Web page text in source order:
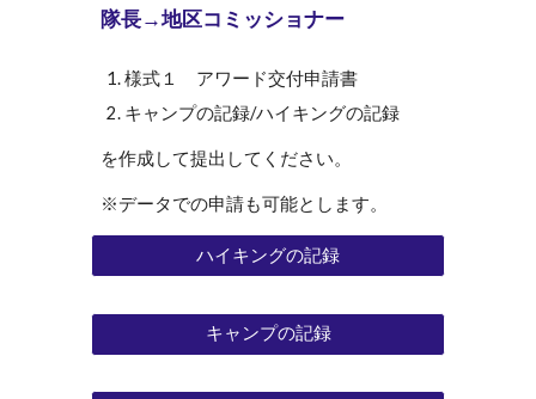
隊長→地区コミッショナー
様式１ アワード交付申請書
キャンプの記録/ハイキングの記録
を作成して提出してください。
※データでの申請も可能とします。
ハイキングの記録
キャンプの記録